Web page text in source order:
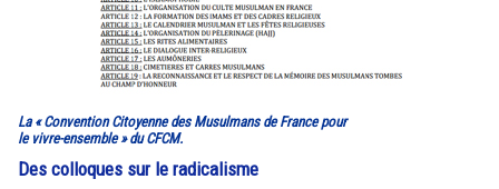
La « Convention Citoyenne des Musulmans de France pour
le vivre-ensemble » du CFCM.
Des colloques sur le radicalisme